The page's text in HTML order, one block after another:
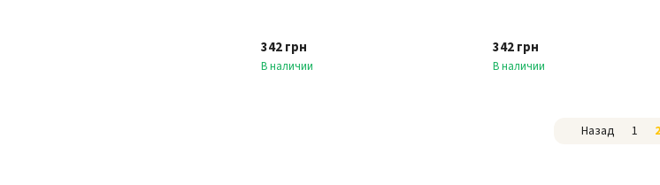
342 грн
В наличии
342 грн
В наличии
Назад 1 2